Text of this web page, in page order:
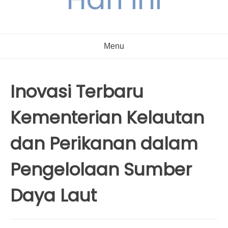
Menu
Inovasi Terbaru
Kementerian Kelautan
dan Perikanan dalam
Pengelolaan Sumber
Daya Laut